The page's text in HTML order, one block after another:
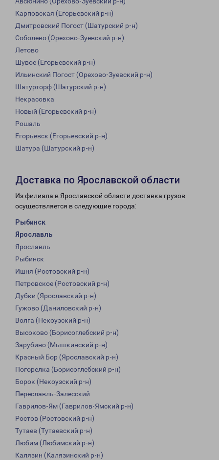
Карповская (Егорьевский р-н)
Дмитровский Погост (Шатурский р-н)
Соболево (Орехово-Зуевский р-н)
Летово
Шувое (Егорьевский р-н)
Ильинский Погост (Орехово-Зуевский р-н)
Шатурторф (Шатурский р-н)
Некрасовка
Новый (Егорьевский р-н)
Рошаль
Егорьевск (Егорьевский р-н)
Шатура (Шатурский р-н)
Доставка по Ярославской области
Из филиала в Ярославской области доставка грузов
осуществляется в следующие города:
Рыбинск
Ярославль
Ярославль
Рыбинск
Ишня (Ростовский р-н)
Петровское (Ростовский р-н)
Дубки (Ярославский р-н)
Гужово (Даниловский р-н)
Волга (Некоузский р-н)
Высоково (Борисоглебский р-н)
Зарубино (Мышкинский р-н)
Красный Бор (Ярославский р-н)
Погорелка (Борисоглебский р-н)
Борок (Некоузский р-н)
Переславль-Залесский
Гаврилов-Ям (Гаврилов-Ямский р-н)
Ростов (Ростовский р-н)
Тутаев (Тутаевский р-н)
Любим (Любимский р-н)
Калязин (Калязинский р-н)